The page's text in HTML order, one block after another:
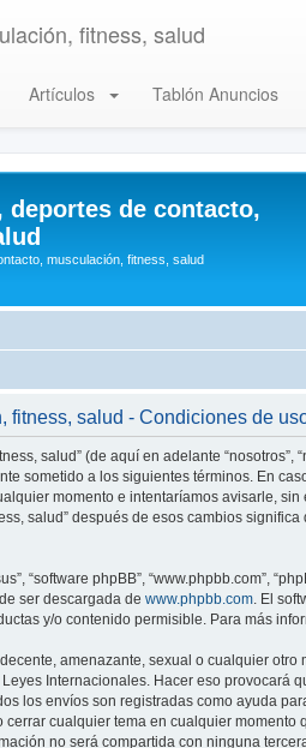
fitness, salud
Artículos Tablón Anuncios
deportes de contacto,
musculación, fitness, salud
fitness, salud - Condiciones de
salud” (de aquí en adelante “nosotros”,
sometido a los siguientes términos. En
momento e intentaríamos avisarle,
salud” después de esos cambios
“software phpBB”, “www.phpbb.com”,
ser descargada de www.phpbb.com. El
y/o contenido permisible. Para más
amenazante, sexual o cualquier
Internacionales. Hacer eso provocará
los envíos son registradas como ayuda
cualquier tema en cualquier
no será compartida con ninguna